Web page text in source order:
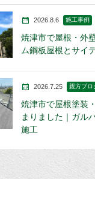
2026.8.6 施工事例
焼津市で屋根・外
ム鋼板屋根とサイ
2026.7.25 親方ブロ
焼津市で屋根塗装
まりました｜ガル
施工